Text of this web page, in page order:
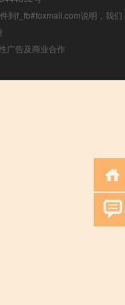
到f_fb#foxmail.com说明，我们
广告及商业合作